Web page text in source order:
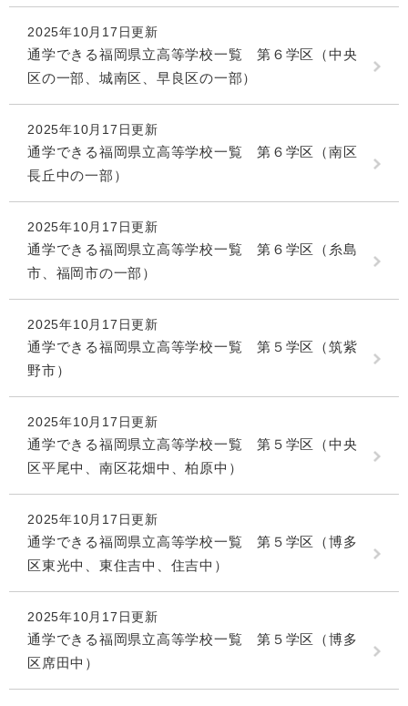
2025年10月17日更新
通学できる福岡県立高等学校一覧 第６学区（中央
区の一部、城南区、早良区の一部）
2025年10月17日更新
通学できる福岡県立高等学校一覧 第６学区（南区
長丘中の一部）
2025年10月17日更新
通学できる福岡県立高等学校一覧 第６学区（糸島
市、福岡市の一部）
2025年10月17日更新
通学できる福岡県立高等学校一覧 第５学区（筑紫
野市）
2025年10月17日更新
通学できる福岡県立高等学校一覧 第５学区（中央
区平尾中、南区花畑中、柏原中）
2025年10月17日更新
通学できる福岡県立高等学校一覧 第５学区（博多
区東光中、東住吉中、住吉中）
2025年10月17日更新
通学できる福岡県立高等学校一覧 第５学区（博多
区席田中）